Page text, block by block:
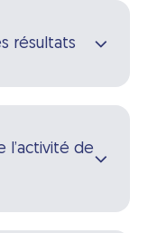
résultats
l’activité de